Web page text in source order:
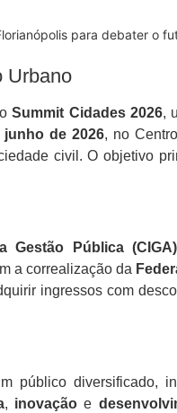
para debater o
Urbano
Summit Cidades 2026,
junho de 2026, no
civil. O objetivo
Gestão Pública (CIGA)
a correalização da
ingressos com
diversificado,
, inovação e